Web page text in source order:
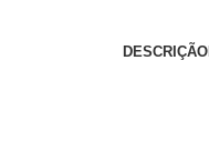
DESCRIÇÃO